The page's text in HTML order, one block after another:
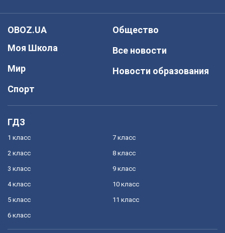
OBOZ.UA
Моя Школа
Мир
Спорт
Общество
Все новости
Новости образования
ГДЗ
1 класс
2 класс
3 класс
4 класс
5 класс
6 класс
7 класс
8 класс
9 класс
10 класс
11 класс